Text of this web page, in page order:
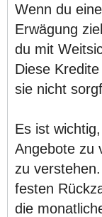
Wenn du
Erwägung
du mit
Diese
sie nicht
Es ist
Angebote zu
zu
festen
die